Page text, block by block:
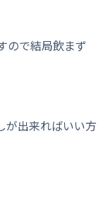
ので結局飲まず
が出来ればいい方